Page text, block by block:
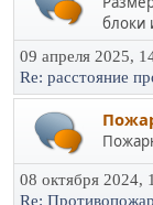
блоки
09 апреля 2025,
Re: расстояние
08 октября 2024,
Re: